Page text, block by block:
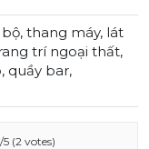
thang máy, lát
trí ngoại thất,
quầy bar,
5 (2 votes)